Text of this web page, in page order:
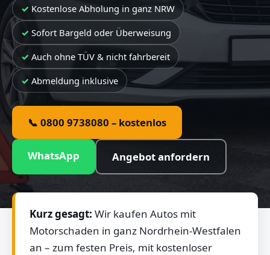
Kostenlose Abholung in ganz NRW
Sofort Bargeld oder Überweisung
Auch ohne TÜV & nicht fahrbereit
Abmeldung inklusive
📞 0800 9738080 – kostenlos
WhatsApp Angebot anfordern
Kurz gesagt: Wir kaufen Autos mit
Motorschaden in ganz Nordrhein-Westfalen
an – zum festen Preis, mit kostenloser